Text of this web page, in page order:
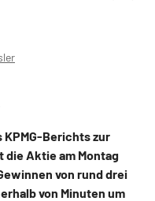
Berichts zur
Aktie am Montag
von rund drei
von Minuten um